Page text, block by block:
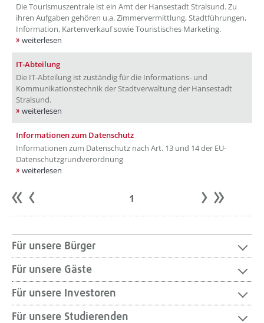
Die Tourismuszentrale ist ein Amt der Hansestadt Stralsund. Zu
ihren Aufgaben gehören u.a. Zimmervermittlung, Stadtführungen,
Information, Kartenverkauf sowie Touristisches Marketing.
weiterlesen
IT-Abteilung
Die IT-Abteilung ist zuständig für die Informations- und
Kommunikationstechnik der Stadtverwaltung der Hansestadt
Stralsund.
weiterlesen
Informationen zum Datenschutz
Informationen zum Datenschutz nach Art. 13 und 14 der EU-
Datenschutzgrundverordnung
weiterlesen
Anfang 1 weiter
Für unsere Bürger
Für unsere Gäste
Für unsere Investoren
Für unsere Studierenden